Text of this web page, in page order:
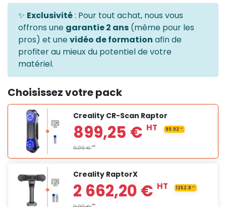
✨ Exclusivité: Pour tout achat, nous vous
offrons une garantie 2 ans (même pour les
pros) et unevidéo de formation afin de
profiter au mieux du potentiel de votre
matériel.
Choisissez votre pack
Creality CR-Scan Raptor
Creality RaptorX